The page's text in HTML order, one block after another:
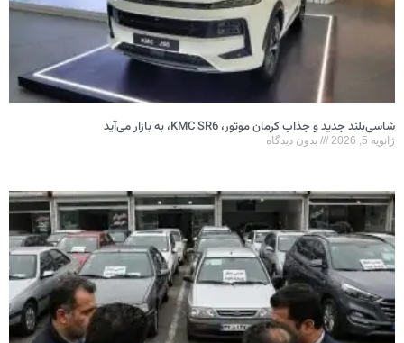
شاسی‌بلند جدید و جذاب کرمان موتور، KMC SR6، به بازار می‌آید
ژانویه 5, 2026 بدون دیدگاه